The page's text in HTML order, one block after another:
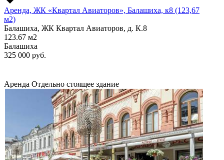
Аренда, ЖК «Квартал Авиаторов», Балашиха, к8 (123,67
м2)
Балашиха, ЖК Квартал Авиаторов, д. К.8
123.67 м2
Балашиха
325 000 руб.
Аренда Отдельно стоящее здание